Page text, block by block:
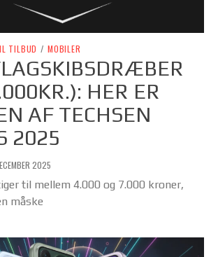
TILBUD / MOBILER
HER ER
AF TECHSEN
2025
2025
til mellem 4.000 og 7.000 kroner,
måske